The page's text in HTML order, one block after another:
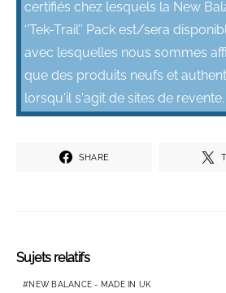
certifiés chez lesquels la New
‘’Tek-Trail’’ Pack est/sera
avec lesquelles nous sommes
que des produits neufs et
lorsqu'il s'agit de sites de revente.
SHARE
Sujets relatifs
NEW BALANCE - MADE IN UK